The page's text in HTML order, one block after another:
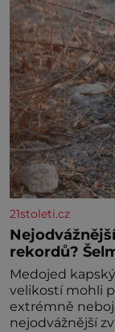
21stoleti.cz
rekordů?
Medojed
velikostí mohli
extrémně
nejodvážnější